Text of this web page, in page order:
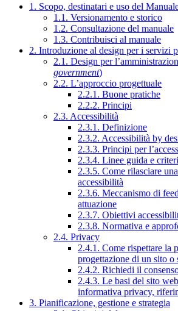
1. Scopo, destinatari e uso del
1.1. Versionamento e storico
1.2. Consultazione del manuale
1.3. Contribuisci al manuale
2. Introduzione al design per i servizi
2.1. Design per
government)
2.2. L’approccio progettuale
2.2.1. Buone pratiche
2.2.2. Principi
2.3. Accessibilità
2.3.1. Definizione
2.3.2. Accessibilità by
2.3.3. Principi per
2.3.4. Linee guida e
2.3.5. Come rilasciare
accessibilità
2.3.6. Meccanismo di
attuazione
2.3.7. Obiettivi
2.3.8. Normativa e
2.4. Privacy
2.4.1. Come rispettare la
progettazione di un sito
2.4.2. Richiedi il
2.4.3. Le basi del sito
informativa privacy,
3. Pianificazione, gestione e strategia